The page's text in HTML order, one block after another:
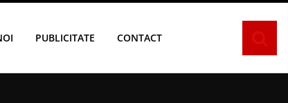
PUBLICITATE CONTACT